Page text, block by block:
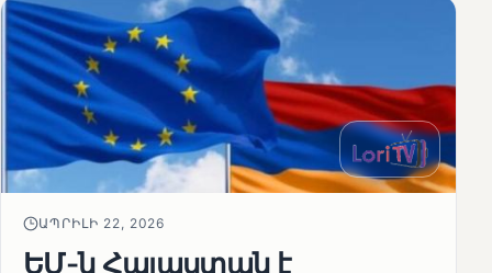
ԱՊՐԻԼԻ 22, 2026
ԵՄ-ն Հայաստան է